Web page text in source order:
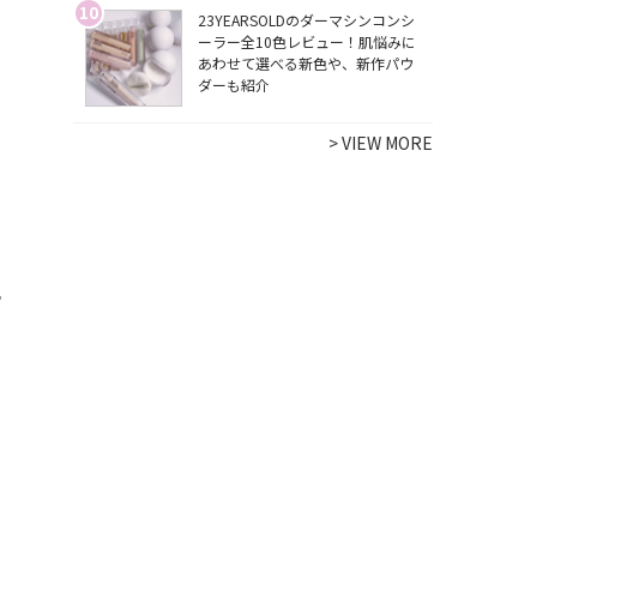
10
23YEARSOLDのダーマシンコンシ
ーラー全10色レビュー！肌悩みに
あわせて選べる新色や、新作パウ
ダーも紹介
>VIEW MORE